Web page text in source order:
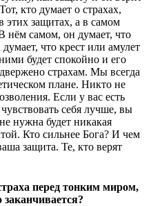
кто думает о страхах,
этих защитах, а в самом
нём самом, он думает, что
что крест или амулет
будет спокойно и его
страхам. Мы всегда
плане. Никто не
Если у вас есть
себя лучше, вы
нужна будет никакая
Кто сильнее Бога? И чем
защита. Те, кто верят
перед тонким миром,